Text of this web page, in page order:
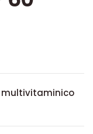
multivitaminico